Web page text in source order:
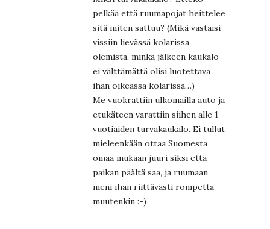
pelkää että ruumapojat heittelee
sitä miten sattuu? (Mikä vastaisi
vissiin lievässä kolarissa
olemista, minkä jälkeen kaukalo
ei välttämättä olisi luotettava
ihan oikeassa kolarissa…)
Me vuokrattiin ulkomailla auto ja
etukäteen varattiin siihen alle 1-
vuotiaiden turvakaukalo. Ei tullut
mieleenkään ottaa Suomesta
omaa mukaan juuri siksi että
paikan päältä saa, ja ruumaan
meni ihan riittävästi rompetta
muutenkin :-)